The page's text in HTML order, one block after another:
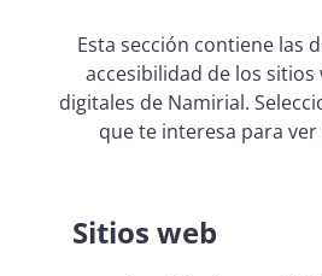
Esta sección contiene las
accesibilidad de los sitios
digitales de Namirial.
que te interesa para
Sitios web